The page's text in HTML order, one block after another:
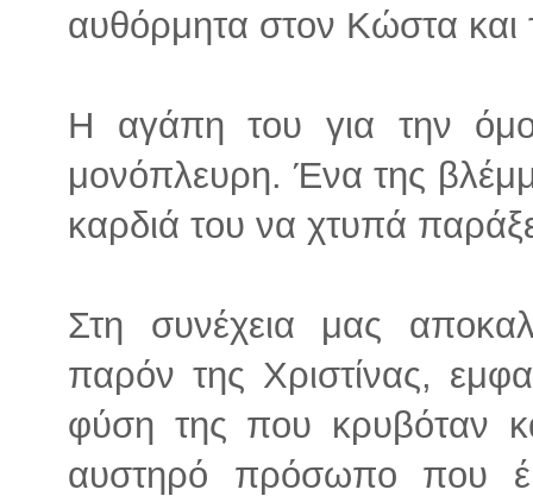
αυθόρμητα στον Κώστα και
Η αγάπη του για την
μονόπλευρη. Ένα της
καρδιά του να χτυπά
Στη συνέχεια μας
παρόν της Χριστίνας,
φύση της που κρυβόταν
αυστηρό πρόσωπο που